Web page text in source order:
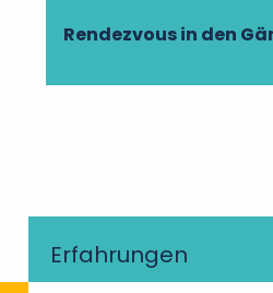
Rendezvous in den
Erfahrungen